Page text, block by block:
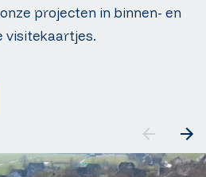
projecten in binnen- en
visitekaartjes.